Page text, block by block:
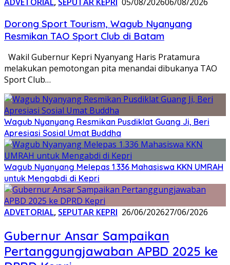
Dorong Sport Tourism, Wagub Nyanyang
Resmikan TAO Sport Club di Batam
Wakil Gubernur Kepri Nyanyang Haris Pratamura
melakukan pemotongan pita menandai dibukanya TAO
Sport Club…
Wagub Nyanyang Resmikan Pusdiklat Guang Ji, Beri
Apresiasi Sosial Umat Buddha
Wagub Nyanyang Melepas 1.336 Mahasiswa KKN UMRAH
untuk Mengabdi di Kepri
ADVETORIAL, SEPUTAR KEPRI 26/06/202627/06/2026
Gubernur Ansar Sampaikan
Pertanggungjawaban APBD 2025 ke